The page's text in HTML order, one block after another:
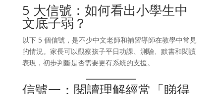
5 大信號：如何看出小學生中
文底子弱？
以下 5 個信號，是不少中文老師和補習導師在教學中常見
的情況。家長可以觀察孩子平日功課、測驗、默書和閱讀
表現，初步判斷是否需要更有系統的支援。
信號一：閱讀理解經常「睇得